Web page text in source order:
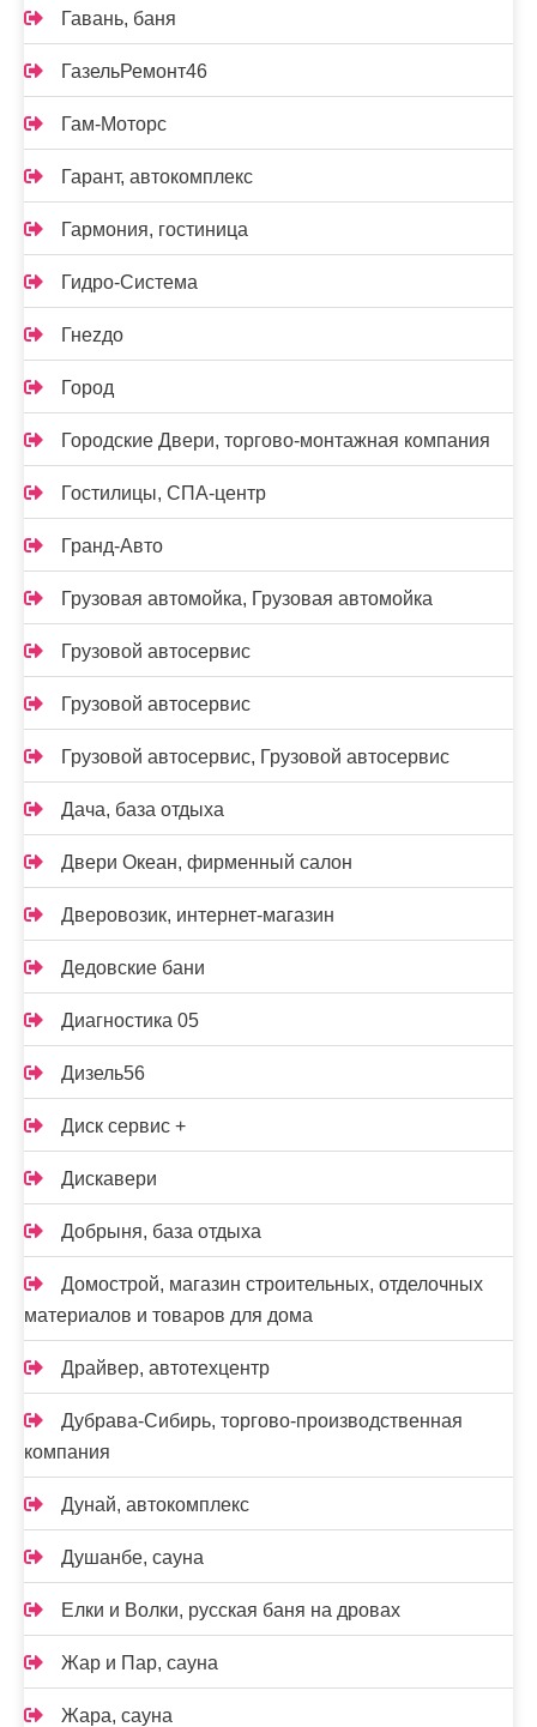
Гавань, баня
ГазельРемонт46
Гам-Моторс
Гарант, автокомплекс
Гармония, гостиница
Гидро-Система
Гнеzдо
Город
Городские Двери, торгово-монтажная компания
Гостилицы, СПА-центр
Гранд-Авто
Грузовая автомойка, Грузовая автомойка
Грузовой автосервис
Грузовой автосервис
Грузовой автосервис, Грузовой автосервис
Дача, база отдыха
Двери Океан, фирменный салон
Дверовозик, интернет-магазин
Дедовские бани
Диагностика 05
Дизель56
Диск сервис +
Дискавери
Добрыня, база отдыха
Домострой, магазин строительных, отделочных
материалов и товаров для дома
Драйвер, автотехцентр
Дубрава-Сибирь, торгово-производственная
компания
Дунай, автокомплекс
Душанбе, сауна
Елки и Волки, русская баня на дровах
Жар и Пар, сауна
Жара, сауна